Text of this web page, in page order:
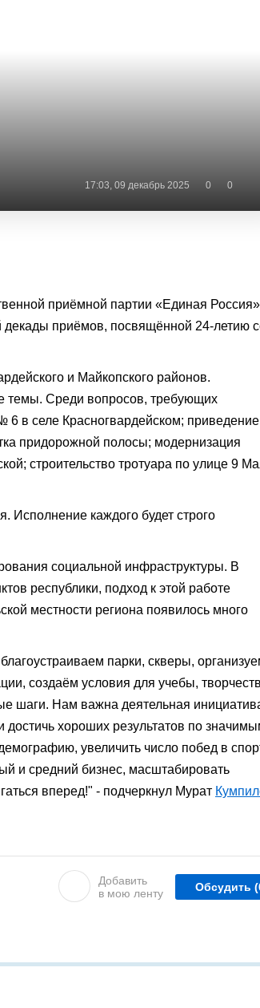
17:03, 09 декабрь 2025 0 0
приёмной партии «Единая Россия»
приёмов, посвящённой 24-летию
и Майкопского районов.
темы. Среди вопросов, требующих
6 в селе Красногвардейском;
придорожной полосы; модернизация
строительство тротуара по улице 9
каждого будет строго
социальной инфраструктуры. В
республики, подход к этой работе
местности региона появилось много
парки, скверы,
создаём условия для учебы,
шаги. Нам важна деятельная
хороших результатов по
увеличить число побед в
и средний бизнес, масштабировать
вперед!" - подчеркнул Мурат
Добавить
в мою ленту
Обсудить